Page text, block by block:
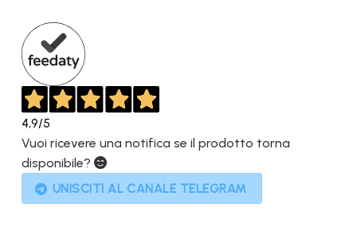
4,9/5
Vuoi ricevere una notifica se il prodotto torna
disponibile?
UNISCITI AL CANALE TELEGRAM